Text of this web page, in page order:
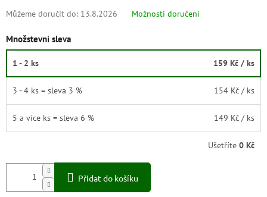
Můžeme doručit do: 13.8.2026 Možnosti doručení
Množstevní sleva
1 - 2 ks 159 Kč / ks
3 - 4 ks = sleva 3 % 154 Kč / ks
5 a více ks = sleva 6 % 149 Kč / ks
Ušetříte 0 Kč
Přidat do košíku